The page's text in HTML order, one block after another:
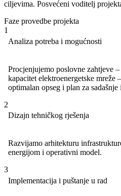
ciljevima. Posvećeni voditelj
Faze provedbe projekta
1
Analiza potreba i mogućnosti
Procjenjujemo poslovne zahtjeve
kapacitet elektroenergetske mreže
optimalan opseg i plan za sadašnje
2
Dizajn tehničkog rješenja
Razvijamo arhitekturu
energijom i operativni model.
3
Implementacija i puštanje u rad